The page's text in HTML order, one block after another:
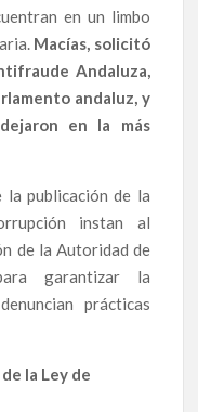
en un limbo
Macías, solicitó
Andaluza,
andaluz, y
en la más
la publicación de la
instan al
de la Autoridad de
garantizar la
prácticas
la Ley de